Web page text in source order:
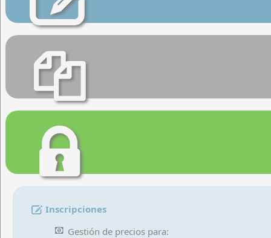
Inscripciones
Artículos
Inscripciones
Gestión de precios para: